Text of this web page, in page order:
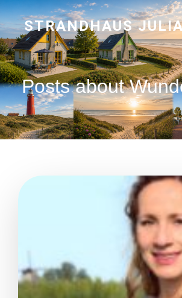
STRANDHAUS
Posts about